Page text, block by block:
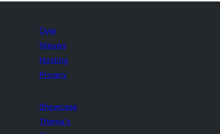
Over
Nieuws
Hosting
Privacy
Showcase
Thema's